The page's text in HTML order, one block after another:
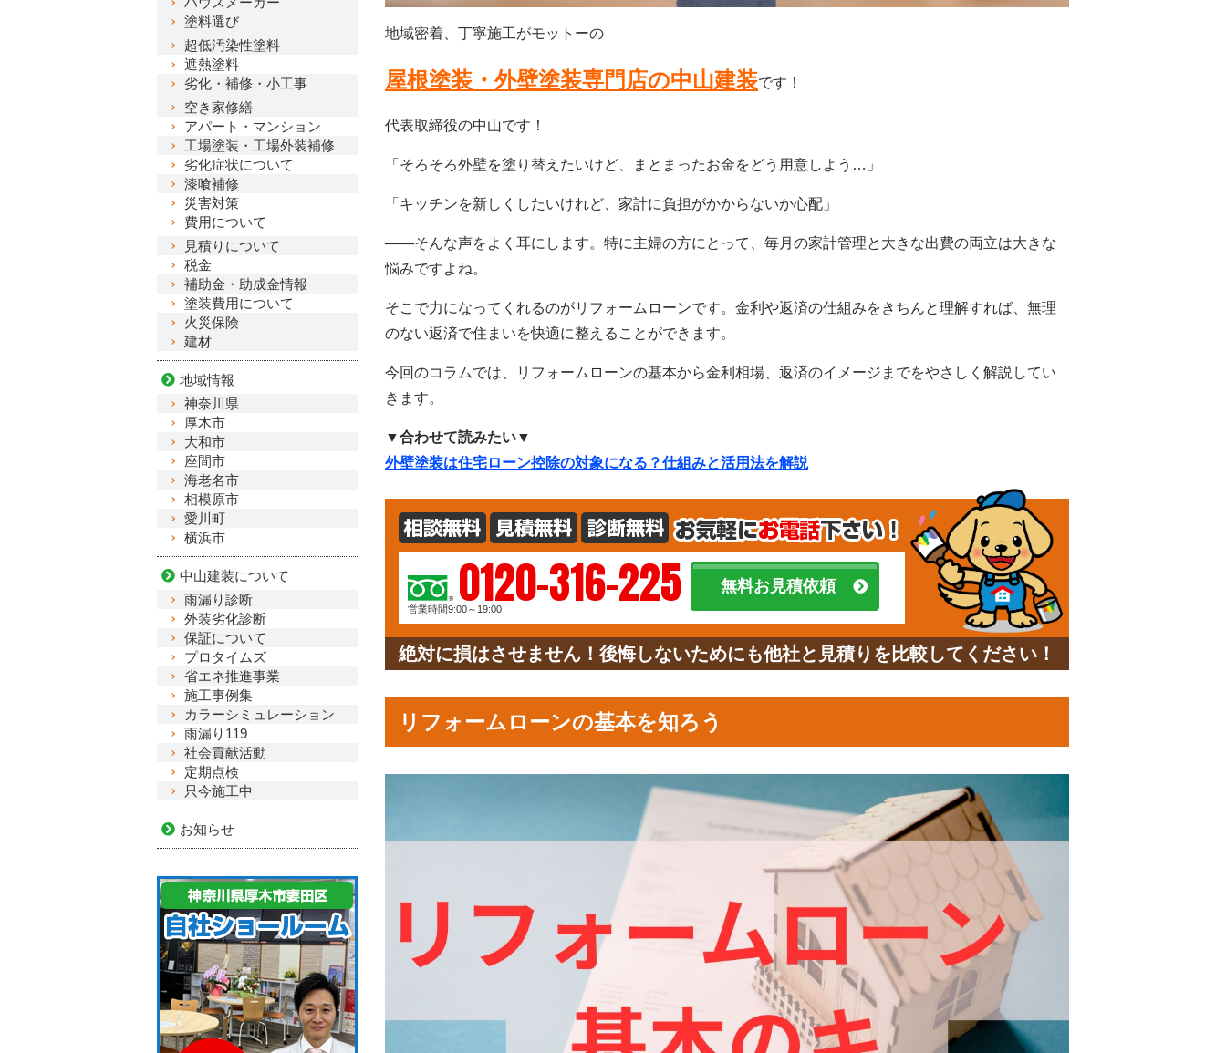
地域密着、丁寧施工がモットーの
屋根塗装・外壁塗装専門店の中山建装です！
代表取締役の中山です！
「そろそろ外壁を塗り替えたいけど、まとまったお金をどう用意しよう…」
「キッチンを新しくしたいけれど、家計に負担がかからないか心配」
――そんな声をよく耳にします。特に主婦の方にとって、毎月の家計管理と大きな出費の両立は大きな
悩みですよね。
そこで力になってくれるのがリフォームローンです。金利や返済の仕組みをきちんと理解すれば、無理
のない返済で住まいを快適に整えることができます。
今回のコラムでは、リフォームローンの基本から金利相場、返済のイメージまでをやさしく解説してい
きます。
▼合わせて読みたい▼
外壁塗装は住宅ローン控除の対象になる？仕組みと活用法を解説
0120-316-225
営業時間9:00～19:00
無料お見積依頼
絶対に損はさせません！後悔しないためにも他社と見積りを比較してください！
リフォームローンの基本を知ろう
塗料選び
超低汚染性塗料
遮熱塗料
劣化・補修・小工事
空き家修繕
アパート・マンション
工場塗装・工場外装補修
劣化症状について
漆喰補修
災害対策
費用について
見積りについて
税金
補助金・助成金情報
塗装費用について
火災保険
建材
地域情報
神奈川県
厚木市
大和市
座間市
海老名市
相模原市
愛川町
横浜市
中山建装について
雨漏り診断
外装劣化診断
保証について
プロタイムズ
省エネ推進事業
施工事例集
カラーシミュレーション
雨漏り119
社会貢献活動
定期点検
只今施工中
お知らせ